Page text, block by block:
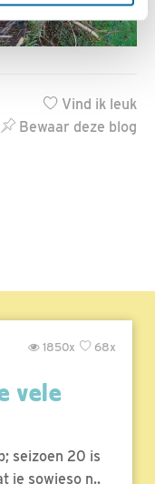
Vind ik leuk
Bewaar deze blog
68x
1850x
vele
seizoen 20 is
je sowieso n..